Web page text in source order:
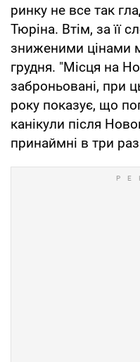
ринку не все так
Тюріна. Втім, за її
зниженими цінами
грудня. "Місця на
заброньовані, при
року показує, що
канікули після
принаймні в три